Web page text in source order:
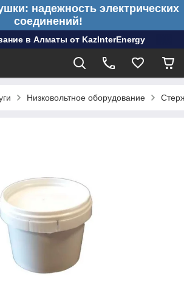
надежность электрических
соединений!
в Алматы от KazInterEnergy
Низковольтное оборудование